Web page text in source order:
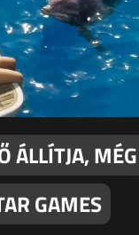
ÁLLÍTJA, MÉG
GAMES